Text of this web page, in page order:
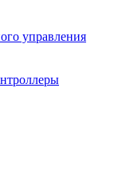
управления